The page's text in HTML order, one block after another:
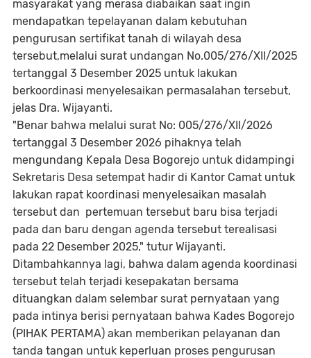
masyarakat yang merasa diabaikan saat ingin
mendapatkan tepelayanan dalam kebutuhan
pengurusan sertifikat tanah di wilayah desa
tersebut,melalui surat undangan No.005/276/XII/2025
tertanggal 3 Desember 2025 untuk lakukan
berkoordinasi menyelesaikan permasalahan tersebut,
jelas Dra. Wijayanti.
"Benar bahwa melalui surat No: 005/276/XII/2026
tertanggal 3 Desember 2026 pihaknya telah
mengundang Kepala Desa Bogorejo untuk didampingi
Sekretaris Desa setempat hadir di Kantor Camat untuk
lakukan rapat koordinasi menyelesaikan masalah
tersebut dan pertemuan tersebut baru bisa terjadi
pada dan baru dengan agenda tersebut terealisasi
pada 22 Desember 2025," tutur Wijayanti.
Ditambahkannya lagi, bahwa dalam agenda koordinasi
tersebut telah terjadi kesepakatan bersama
dituangkan dalam selembar surat pernyataan yang
pada intinya berisi pernyataan bahwa Kades Bogorejo
(PIHAK PERTAMA) akan memberikan pelayanan dan
tanda tangan untuk keperluan proses pengurusan